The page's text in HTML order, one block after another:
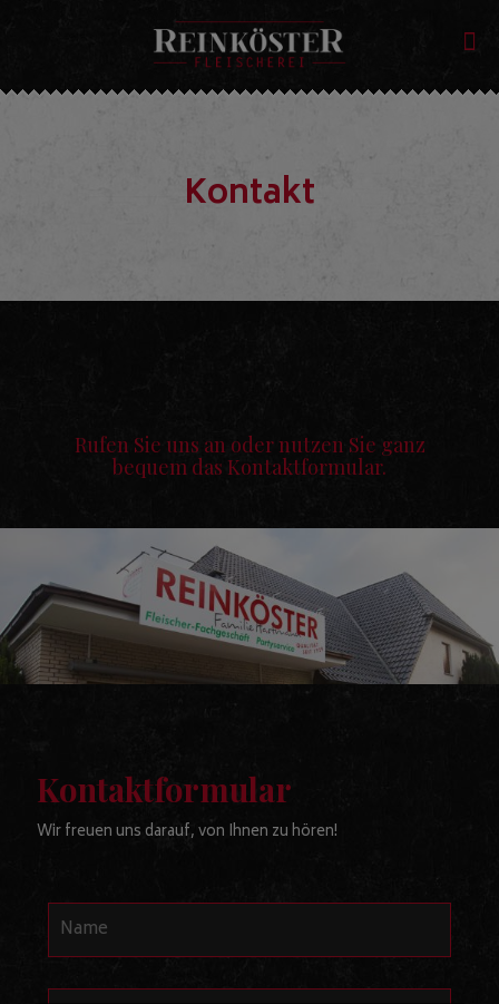
Kontakt
Rufen Sie uns an oder nutzen Sie ganz
bequem das Kontaktformular.
Kontaktformular
Wir freuen uns darauf, von Ihnen zu hören!